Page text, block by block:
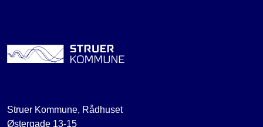
Struer Kommune, Rådhuset
Østergade 13-15